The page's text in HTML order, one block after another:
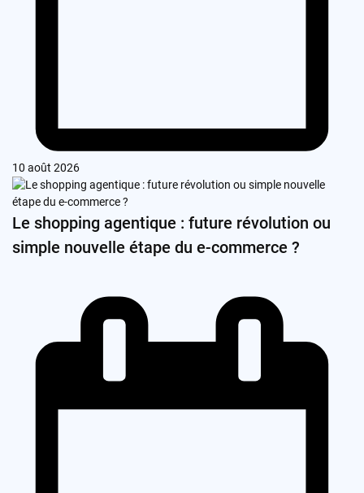
10 août 2026
Le shopping agentique : future révolution ou
simple nouvelle étape du e-commerce ?